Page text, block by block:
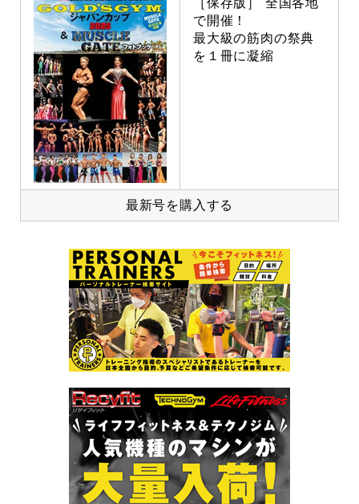
で開催！
最大級の筋肉の祭典
を１冊に凝縮
最新号を購入する